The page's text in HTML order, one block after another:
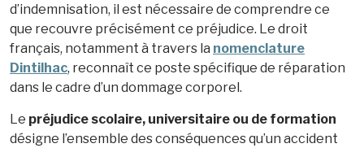
d’indemnisation, il est nécessaire de comprendre ce
que recouvre précisément ce préjudice. Le droit
français, notamment à travers la nomenclature
Dintilhac, reconnaît ce poste spécifique de réparation
dans le cadre d’un dommage corporel.
Le préjudice scolaire, universitaire ou de formation
désigne l’ensemble des conséquences qu’un accident